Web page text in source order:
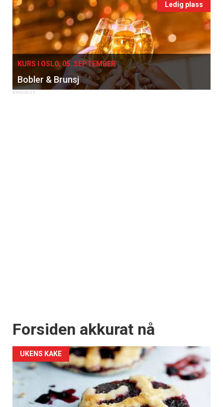
Ledig plass
KURS I OSLO, 05. SEPTEMBER
Bobler & Brunsj
Forsiden akkurat nå
UKENS KAKE